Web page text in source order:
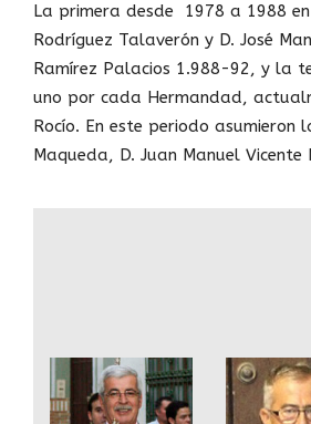
La primera desde 1978 a 1988
Rodríguez Talaverón y D. José
Ramírez Palacios 1.988-92, y la
uno por cada Hermandad,
Rocío. En este periodo asumieron
Maqueda, D. Juan Manuel